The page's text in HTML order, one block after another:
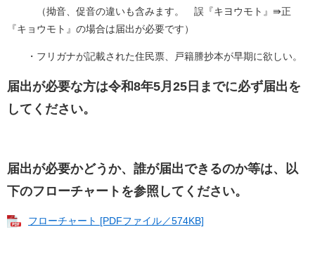
（拗音、促音の違いも含みます。 誤『キヨウモト』⇛正
『キョウモト』の場合は届出が必要です）
・フリガナが記載された住民票、戸籍謄抄本が早期に欲しい。
届出が必要な方は令和8年5月25日までに必ず届出を
してください。
届出が必要かどうか、誰が届出できるのか等は、以
下のフローチャートを参照してください。
フローチャート [PDFファイル／574KB]